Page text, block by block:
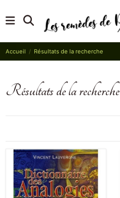
Accueil Résultats de la recherche
Résultats de la recherche